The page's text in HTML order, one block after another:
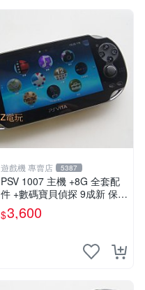
遊戲機 專賣店 5387
PSV 1007 主機 +8G 全套配
件 +數碼寶貝偵探 9成新 保修
一年 品質有保障
$3,600